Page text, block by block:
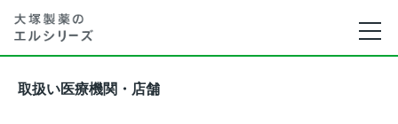
取扱い医療機関・店舗